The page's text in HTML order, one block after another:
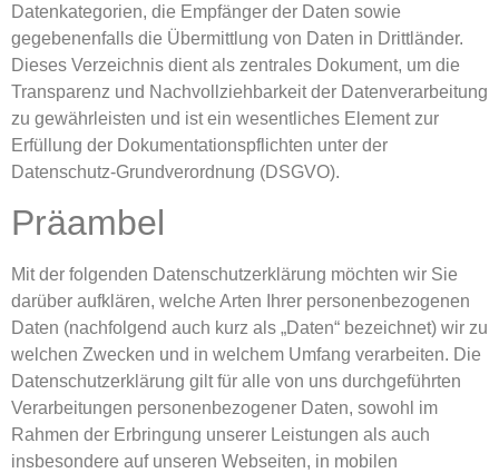
Datenkategorien, die Empfänger der Daten sowie
gegebenenfalls die Übermittlung von Daten in Drittländer.
Dieses Verzeichnis dient als zentrales Dokument, um die
Transparenz und Nachvollziehbarkeit der Datenverarbeitung
zu gewährleisten und ist ein wesentliches Element zur
Erfüllung der Dokumentationspflichten unter der
Datenschutz-Grundverordnung (DSGVO).
Präambel
Mit der folgenden Datenschutzerklärung möchten wir Sie
darüber aufklären, welche Arten Ihrer personenbezogenen
Daten (nachfolgend auch kurz als „Daten“ bezeichnet) wir zu
welchen Zwecken und in welchem Umfang verarbeiten. Die
Datenschutzerklärung gilt für alle von uns durchgeführten
Verarbeitungen personenbezogener Daten, sowohl im
Rahmen der Erbringung unserer Leistungen als auch
insbesondere auf unseren Webseiten, in mobilen